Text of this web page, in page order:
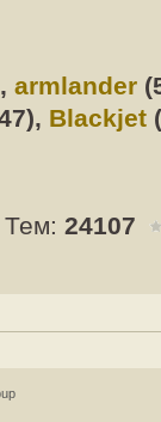
armlander
Blackjet
Тем: 24107